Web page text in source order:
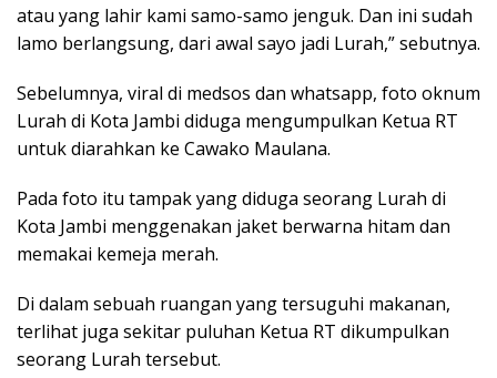
atau yang lahir kami samo-samo jenguk. Dan ini sudah
lamo berlangsung, dari awal sayo jadi Lurah,” sebutnya.
Sebelumnya, viral di medsos dan whatsapp, foto oknum
Lurah di Kota Jambi diduga mengumpulkan Ketua RT
untuk diarahkan ke Cawako Maulana.
Pada foto itu tampak yang diduga seorang Lurah di
Kota Jambi menggenakan jaket berwarna hitam dan
memakai kemeja merah.
Di dalam sebuah ruangan yang tersuguhi makanan,
terlihat juga sekitar puluhan Ketua RT dikumpulkan
seorang Lurah tersebut.